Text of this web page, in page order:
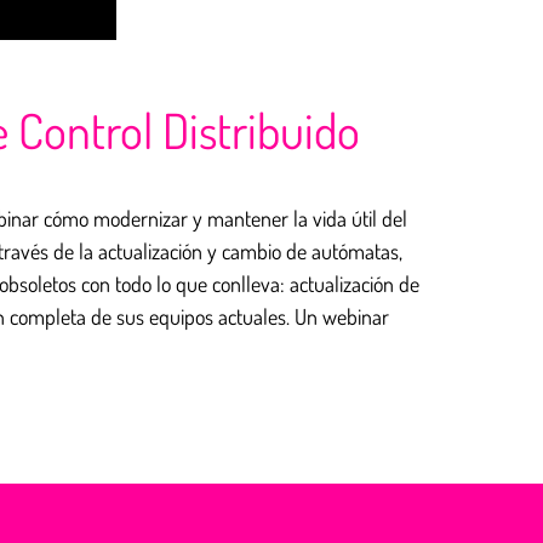
Control Distribuido
cómo modernizar y mantener la vida útil del
de la actualización y cambio de autómatas,
con todo lo que conlleva: actualización de
completa de sus equipos actuales. Un webinar